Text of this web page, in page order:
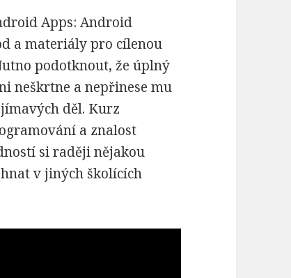
Apps: Android
a materiály pro cílenou
podotknout, že úplný
neškrtne a nepřinese mu
děl. Kurz
a znalost
si raději nějakou
v jiných školících